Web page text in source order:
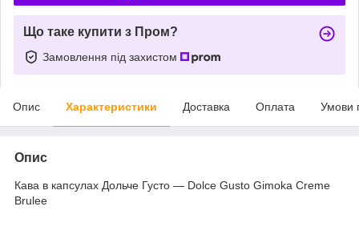
Що таке купити з Пром?
Замовлення під захистом
Опис Характеристики Доставка Оплата Умови
Опис
Кава в капсулах Дольче Густо — Dolce Gusto Gimoka Creme
Brulee